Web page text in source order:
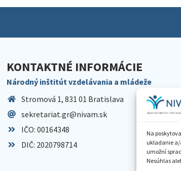
Na
ukladanie a/
umožní
Nesúhlas
KONTAKTNÉ INFORMÁCIE
Národný inštitút vzdelávania a mládeže
Stromová 1, 831 01 Bratislava
sekretariat.gr@nivam.sk
IČO: 00164348
DIČ: 2020798714